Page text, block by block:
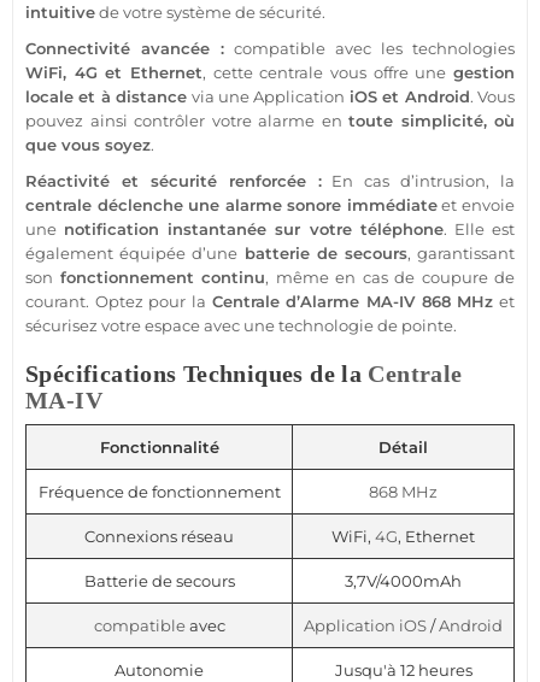
intuitivede votresystèmedesécurité.
Connectivité avancée : compatible avec les technologies
WiFi, 4G et Ethernet, cettecentrale vous offre unegestion
locale et à distance via uneApplication iOSet Android. Vous
pouvez ainsi contrôler votre alarme en toute simplicité, où
que vous soyez.
Réactivité et sécuritérenforcée :En cas d’intrusion, la
centrale déclenche une alarmesonore immédiateet envoie
une notification instantanée sur votre téléphone. Elle est
également équipée d’une batterie de secours, garantissant
son fonctionnement continu, même en cas de coupure de
courant. Optez pour la Centraled’Alarme MA-IV 868 MHz et
sécurisez votre espace avec une technologie de pointe.
Spécifications Techniques de la Centrale
MA-IV
Fonctionnalité Détail
Fréquence de fonctionnement 868 MHz
Connexions réseau WiFi, 4G, Ethernet
Batterie de secours 3,7V/4000mAh
compatibleavec Application iOS/Android
Autonomie Jusqu'à 12 heures